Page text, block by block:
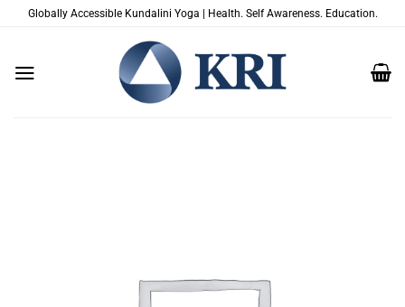
PasserGlobally Accessible Kundalini Yoga | Health. Self Awareness. Education.